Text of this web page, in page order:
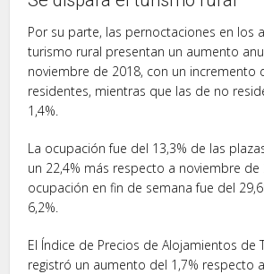
Por su parte, las pernoctaciones en los
turismo rural presentan un aumento
noviembre de 2018, con un incremento
residentes, mientras que las de no
1,4%.
La ocupación fue del 13,3% de las
un 22,4% más respecto a noviembre de
ocupación en fin de semana fue del
6,2%.
El Índice de Precios de Alojamientos de
registró un aumento del 1,7% respecto